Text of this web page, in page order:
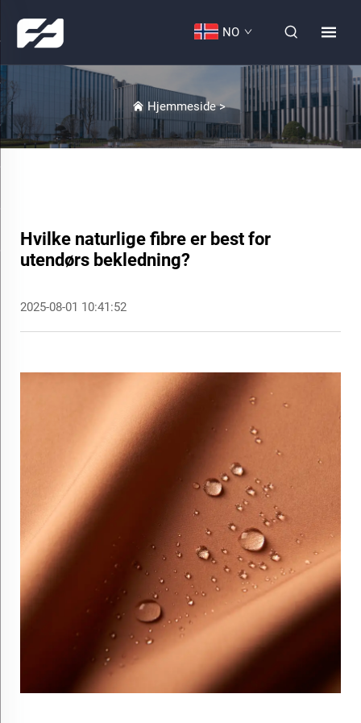
NO
Hjemmeside>
Hvilke naturlige fibre er best for
utendørs bekledning?
2025-08-01 10:41:52